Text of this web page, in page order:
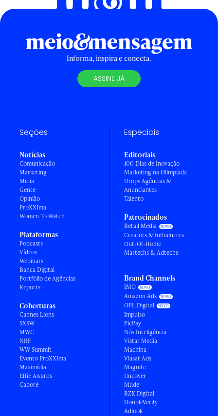
Informa, inspira e conecta.
ASSINE JÁ
Seções
Notícias
Comunicação
Marketing
Mídia
Gente
Opinião
ProXXIma
Women To Watch
Plataformas
Podcasts
Vídeos
Webinars
Banca Digital
Portfólio de Agências
Reports
Coberturas
Cannes Lions
SXSW
MWC
NRF
WW Summit
Evento ProXXIma
Maximídia
Effie Awards
Caboré
Especiais
Editoriais
100 Dias de Inovação
Marketing na Olimpíada
Drops Agências &
Anunciantes
Talento
Patrocinados
Retail Media
Creators & Influencers
Out-Of-Home
Martechs & Adtechs
Brand Channels
IMO
Amazon Ads
OPL Digital
Impulso
PicPay
Nós Inteligência
Vistar Media
Machina
Viasat Ads
Magnite
Uncover
Mude
RZK Digital
DoubleVerify
Adlook